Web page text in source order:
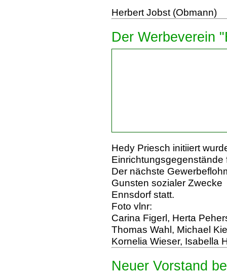
Herbert Jobst (Obmann)
Der Werbeverein
Hedy Priesch initiiert
Der nächste
Gunsten sozialer
Ennsdorf statt.
Foto vlnr:
Carina Figerl, Herta
Thomas Wahl, Michael
Kornelia Wieser, Isabella
Neuer Vorstand